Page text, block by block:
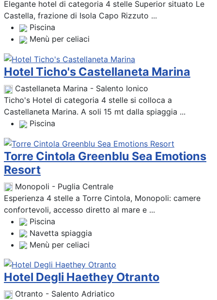
Elegante hotel di categoria 4 stelle Superior situato Le
Castella, frazione di Isola Capo Rizzuto ...
Piscina
Menù per celiaci
Hotel Ticho's Castellaneta Marina
Castellaneta Marina - Salento Ionico
Ticho's Hotel di categoria 4 stelle si colloca a
Castellaneta Marina. A soli 15 mt dalla spiaggia ...
Piscina
Torre Cintola Greenblu Sea Emotions
Resort
Monopoli - Puglia Centrale
Esperienza 4 stelle a Torre Cintola, Monopoli: camere
confortevoli, accesso diretto al mare e ...
Piscina
Navetta spiaggia
Menù per celiaci
Hotel Degli Haethey Otranto
Otranto - Salento Adriatico